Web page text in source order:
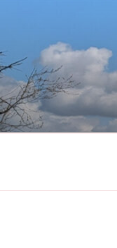
springen